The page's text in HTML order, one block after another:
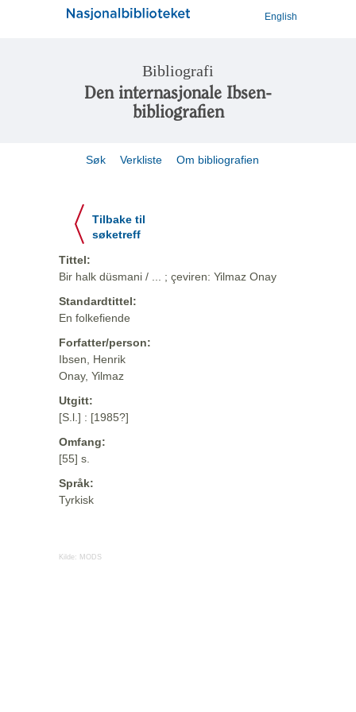
English
Bibliografi
Den internasjonale Ibsen-
bibliografien
Søk Verkliste Om bibliografien
Tilbake til
søketreff
Tittel:
Bir halk düsmani / ... ; çeviren: Yilmaz Onay
Standardtittel:
En folkefiende
Forfatter/person:
Ibsen, Henrik
Onay, Yilmaz
Utgitt:
[S.l.] : [1985?]
Omfang:
[55] s.
Språk:
Tyrkisk
Kilde: MODS